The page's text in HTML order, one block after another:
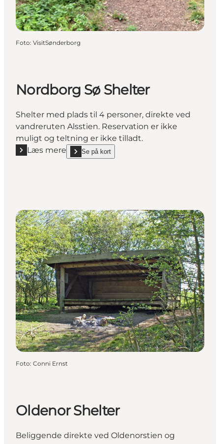
Foto: VisitSønderborg
Nordborg Sø Shelter
Shelter med plads til 4 personer, direkte ved
vandreruten Alsstien. Reservation er ikke
muligt og teltning er ikke tilladt.
Læs mere
Læs mere "Nordborg Sø Shelter"
Se på kort
show Nordborg Sø Shelter on_map
Foto: Conni Ernst
Oldenor Shelter
Beliggende direkte ved Oldenorstien og